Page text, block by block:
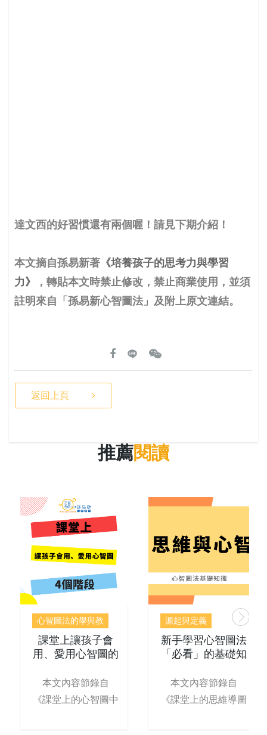
達文西的好習慣還有兩個喔！請見下期介紹！
本文摘自孫易新著 《培養孩子的思考力與學習
力》
，轉貼本文時禁止修改，禁止商業使用，並須
註明來自「孫易新心智圖法」及附上原文連結。
返回上頁
推薦閱讀
心智圖法的學與教
課堂上讓孩子會
用、愛用心智圖的
本文內容節錄自
《課堂上的心智圖中
源起與定義
新手學習心智圖法
「必看」的基礎知
本文內容節錄自
《課堂上的思維導圖